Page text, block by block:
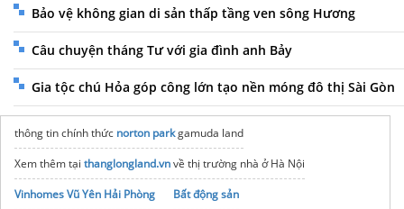
Bảo vệ không gian di sản thấp tầng ven sông Hương
Câu chuyện tháng Tư với gia đình anh Bảy
Gia tộc chú Hỏa góp công lớn tạo nền móng đô thị Sài Gòn
thông tin chính thức norton parkgamuda land
Xem thêm tại thanglongland.vnvề thị trường nhà ở Hà Nội
Vinhomes Vũ Yên Hải Phòng
Bất động sản